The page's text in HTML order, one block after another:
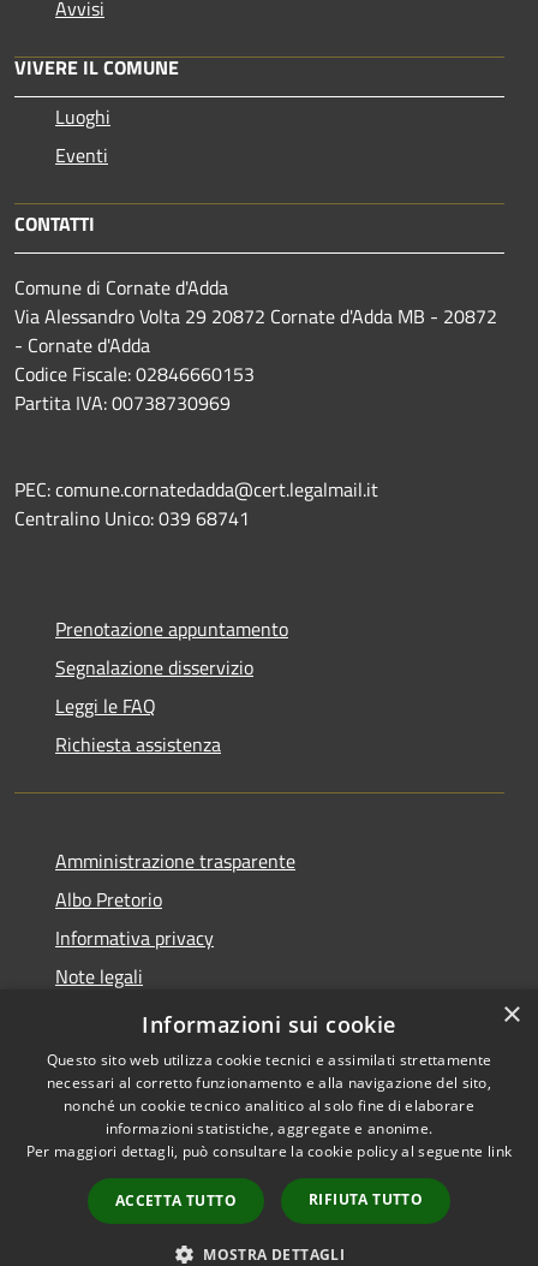
Avvisi
VIVERE IL COMUNE
Luoghi
Eventi
CONTATTI
Comune di Cornate d'Adda
Via Alessandro Volta 29 20872 Cornate d'Adda MB - 20872
- Cornate d'Adda
Codice Fiscale: 02846660153
Partita IVA: 00738730969
PEC: comune.cornatedadda@cert.legalmail.it
Centralino Unico: 039 68741
Prenotazione appuntamento
Segnalazione disservizio
Leggi le FAQ
Richiesta assistenza
Amministrazione trasparente
Albo Pretorio
Informativa privacy
Note legali
Dichiarazione di accessibilità
Accessibilità
Copyright © 2026 • Città di
Cornate d'Adda • Powered by
Municipium•
Accesso
redazione
×
Informazioni sui cookie
Questo sito web utilizza cookie tecnici e assimilati strettamente
necessari al corretto funzionamento e alla navigazione del sito,
nonché un cookie tecnico analitico al solo fine di elaborare
informazioni statistiche, aggregate e anonime.
Per maggiori dettagli, può consultare la cookie policy al seguente link
ACCETTA TUTTO RIFIUTA TUTTO
MOSTRA DETTAGLI